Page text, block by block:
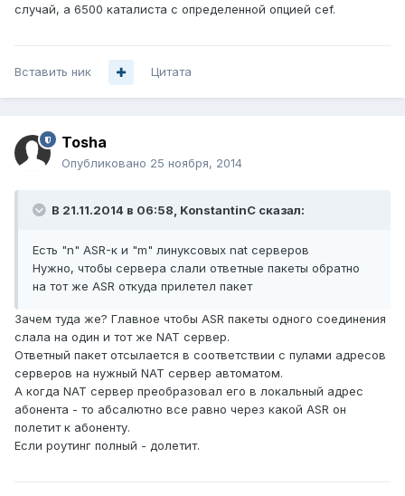
случай, а 6500 каталиста с определенной опцией cef.
Вставить ник Цитата
Tosha
Опубликовано 25 ноября, 2014
В 21.11.2014 в 06:58, KonstantinC сказал:
Есть "n" ASR-к и "m" линуксовых nat серверов
Нужно, чтобы сервера слали ответные пакеты обратно
на тот же ASR откуда прилетел пакет
Зачем туда же? Главное чтобы ASR пакеты одного соединения
слала на один и тот же NAT сервер.
Ответный пакет отсылается в соответствии с пулами адресов
серверов на нужный NAT сервер автоматом.
А когда NAT сервер преобразовал его в локальный адрес
абонента - то абсалютно все равно через какой ASR он
полетит к абоненту.
Если роутинг полный - долетит.